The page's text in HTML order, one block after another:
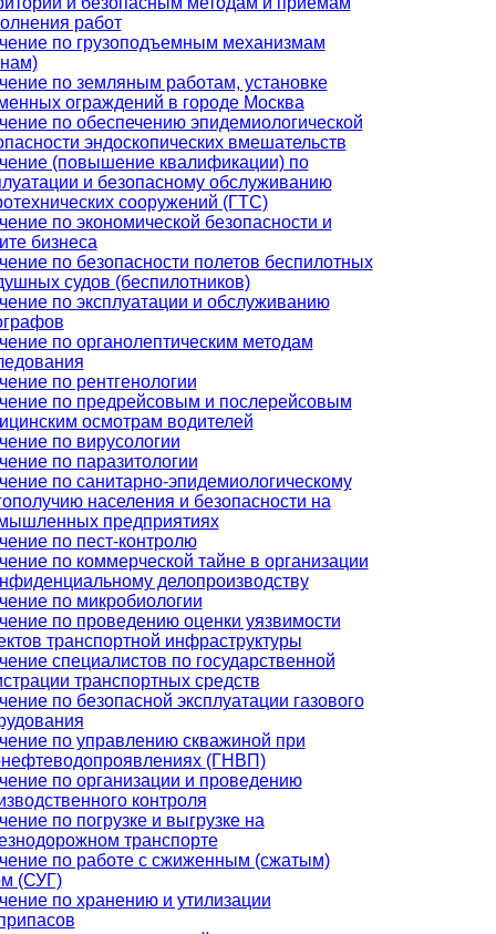
работ
по грузоподъемным механизмам
по земляным работам, установке
ограждений в городе Москва
по обеспечению эпидемиологической
эндоскопических вмешательств
(повышение квалификации) по
и безопасному обслуживанию
сооружений (ГТС)
по экономической безопасности и
бизнеса
по безопасности полетов беспилотных
судов (беспилотников)
по эксплуатации и обслуживанию
по органолептическим методам
по рентгенологии
по предрейсовым и послерейсовым
осмотрам водителей
по вирусологии
по паразитологии
по санитарно-эпидемиологическому
населения и безопасности на
предприятиях
по пест-контролю
по коммерческой тайне в организации
делопроизводству
по микробиологии
по проведению оценки уязвимости
транспортной инфраструктуры
специалистов по государственной
транспортных средств
по безопасной эксплуатации газового
по управлению скважиной при
(ГНВП)
по организации и проведению
контроля
по погрузке и выгрузке на
транспорте
по работе с сжиженным (сжатым)
(СУГ)
по хранению и утилизации